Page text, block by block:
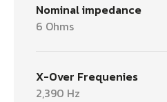
Nominal impedance
6 Ohms
X-Over Frequenies
2,390 Hz